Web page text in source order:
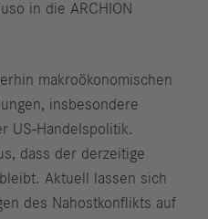
in die ARCHION
makroökonomischen
insbesondere
US-Handelspolitik.
dass der derzeitige
Aktuell lassen sich
des Nahostkonflikts auf